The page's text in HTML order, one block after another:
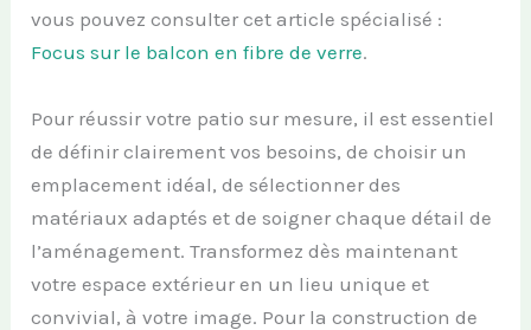
vous pouvez consulter cet article spécialisé :
Focus sur le balcon en fibre de verre.
Pour réussir votre patio sur mesure, il est essentiel
de définir clairement vos besoins, de choisir un
emplacement idéal, de sélectionner des
matériaux adaptés et de soigner chaque détail de
l’aménagement. Transformez dès maintenant
votre espace extérieur en un lieu unique et
convivial, à votre image. Pour la construction de